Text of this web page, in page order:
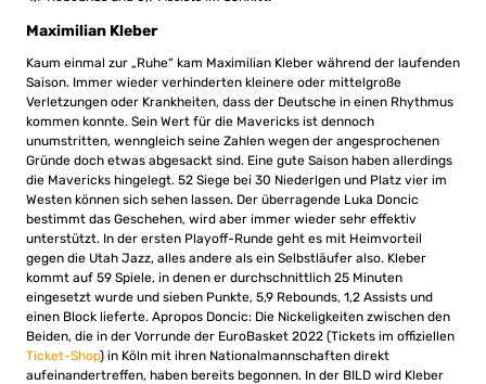
Maximilian Kleber
Kaum einmal zur „Ruhe“ kam Maximilian Kleber während der laufenden
Saison. Immer wieder verhinderten kleinere oder mittelgroße
Verletzungen oder Krankheiten, dass der Deutsche in einen Rhythmus
kommen konnte. Sein Wert für die Mavericks ist dennoch
unumstritten, wenngleich seine Zahlen wegen der angesprochenen
Gründe doch etwas abgesackt sind. Eine gute Saison haben allerdings
die Mavericks hingelegt. 52 Siege bei 30 Niederlgen und Platz vier im
Westen können sich sehen lassen. Der überragende Luka Doncic
bestimmt das Geschehen, wird aber immer wieder sehr effektiv
unterstützt. In der ersten Playoff-Runde geht es mit Heimvorteil
gegen die Utah Jazz, alles andere als ein Selbstläufer also. Kleber
kommt auf 59 Spiele, in denen er durchschnittlich 25 Minuten
eingesetzt wurde und sieben Punkte, 5,9 Rebounds, 1,2 Assists und
einen Block lieferte. Apropos Doncic: Die Nickeligkeiten zwischen den
Beiden, die in der Vorrunde der EuroBasket 2022 (Tickets im offiziellen
Ticket-Shop) in Köln mit ihren Nationalmannschaften direkt
aufeinandertreffen, haben bereits begonnen. In der BILD wird Kleber